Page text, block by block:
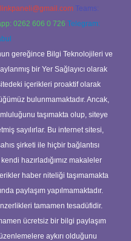
Teams:
0262 606 0 726 Telegram:
gereğince Bilgi Teknolojileri ve
bir Yer Sağlayıcı olarak
içerikleri proaktif olarak
bulunmamaktadır. Ancak,
taşımakta olup, siteye
sayılırlar. Bu internet sitesi,
şirketi ile hiçbir bağlantısı
hazırladığımız makaleler
haber niteliği taşımamakta
paylaşım yapılmamaktadır.
tamamen tesadüfidir.
ücretsiz bir bilgi paylaşım
aykırı olduğunu